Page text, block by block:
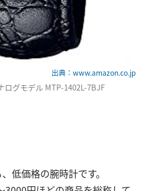
出典：www.amazon.co.jp
ログモデル MTP-1402L-7BJF
低価格の腕時計です。